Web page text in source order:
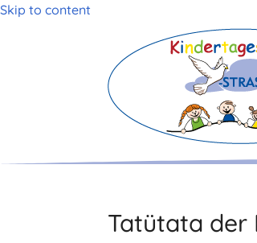
Skip to content
Tatütata der